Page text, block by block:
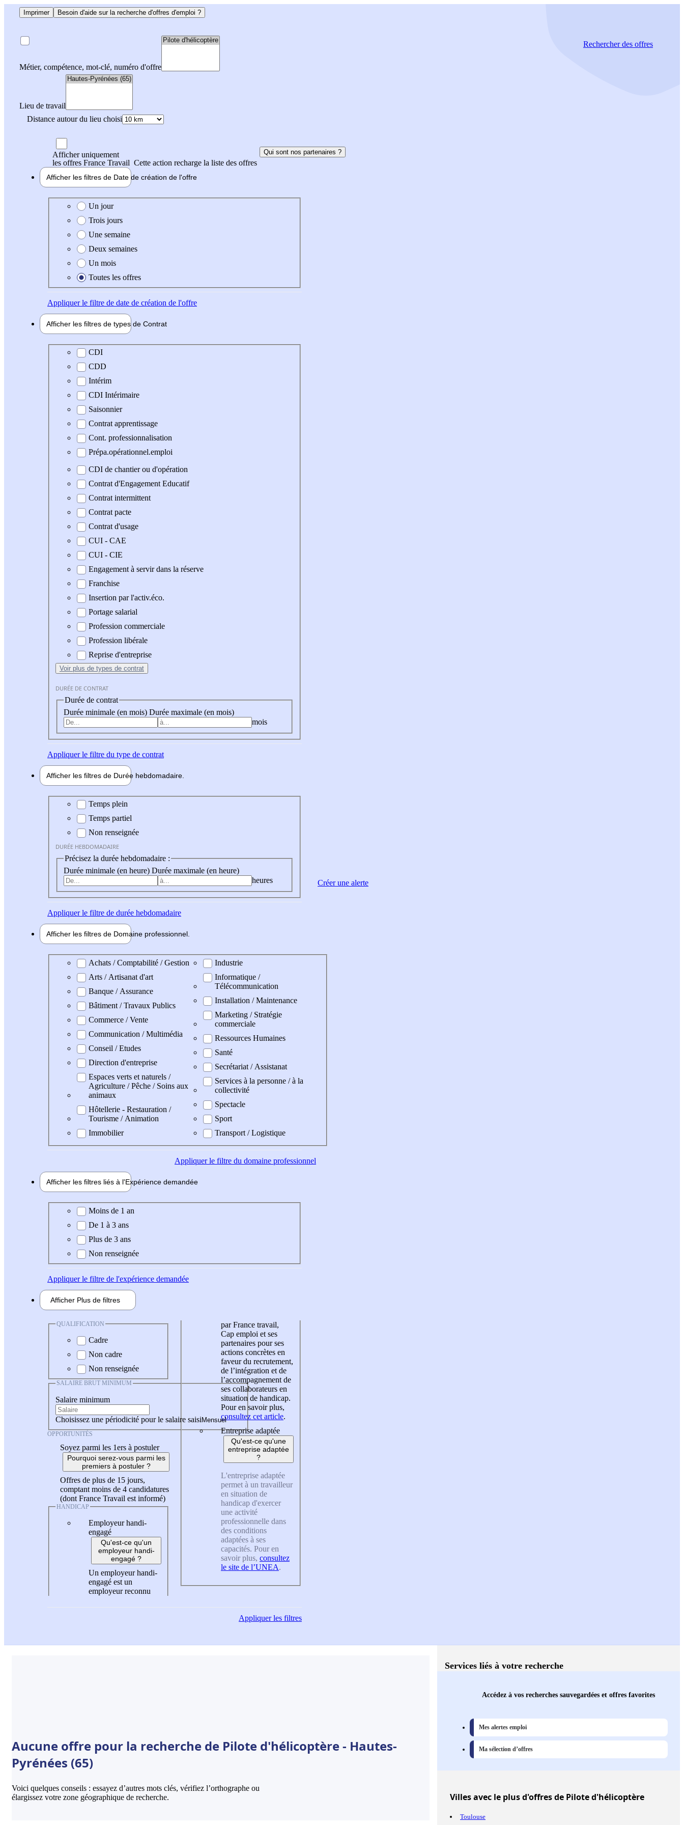
Imprimer Besoin d'aide sur la recherche d'offres d'emploi ?
Métier, compétence, mot-clé, numéro d'offre
Lieu de travail
Distance autour du lieu choisi
Rechercherdes offres
Afficher uniquement
les offres France Travail Cette action recharge la liste des offres
Qui sont nos partenaires ?
Afficher les filtres de Date de création de l'offre
Date de création de l'offre
Un jour
Trois jours
Une semaine
Deux semaines
Un mois
Toutes les offres
Appliquerle filtre de date de création de l'offre
Afficher les filtres de types de Contrat
Type de contrat
CDI
CDD
Intérim
CDI Intérimaire
Saisonnier
Contrat apprentissage
Cont. professionnalisation
Prépa.opérationnel.emploi
CDI de chantier ou d'opération
Contrat d'Engagement Educatif
Contrat intermittent
Contrat pacte
Contrat d'usage
CUI - CAE
CUI - CIE
Engagement à servir dans la réserve
Franchise
Insertion par l'activ.éco.
Portage salarial
Profession commerciale
Profession libérale
Reprise d'entreprise
Voir plus de types de contrat
DURÉE DE CONTRAT
Durée de contrat
Durée minimale (en mois) Durée maximale (en mois)
mois
Appliquerle filtre du type de contrat
Afficher les filtres de Durée hebdomadaire
Durée hebdomadaire
Temps plein
Temps partiel
Non renseignée
DURÉE HEBDOMADAIRE
Précisez la durée hebdomadaire :
Durée minimale (en heure) Durée maximale (en heure)
heures
Appliquerle filtre de durée hebdomadaire
Afficher les filtres de Domaine professionnel
Domaine professionel
Achats / Comptabilité / Gestion
Arts / Artisanat d'art
Banque / Assurance
Bâtiment / Travaux Publics
Commerce / Vente
Communication / Multimédia
Conseil / Etudes
Direction d'entreprise
Espaces verts et naturels /
Agriculture / Pêche / Soins aux
animaux
Hôtellerie - Restauration /
Tourisme / Animation
Immobilier
Industrie
Informatique /
Télécommunication
Installation / Maintenance
Marketing / Stratégie
commerciale
Ressources Humaines
Santé
Secrétariat / Assistanat
Services à la personne / à la
collectivité
Spectacle
Sport
Transport / Logistique
Appliquerle filtre du domaine professionnel
Afficher les filtres liés à l'Expérience demandée
Expérience demandée
Moins de 1 an
De 1 à 3 ans
Plus de 3 ans
Non renseignée
Appliquerle filtre de l'expérience demandée
Afficher Plus de filtres
QUALIFICATION
Cadre
Non cadre
Non renseignée
SALAIRE BRUT MINIMUM
Salaire minimum
Choisissez une périodicité pour le salaire saisi
OPPORTUNITÉS
Soyez parmi les 1ers à postuler
Pourquoi serez-vous parmi les
premiers à postuler ?
Offres de plus de 15 jours,
comptant moins de 4 candidatures
(dont France Travail est informé)
HANDICAP
Employeur handi-
engagé
Qu'est-ce qu'un
employeur handi-
engagé ?
Un employeur handi-
engagé est un
employeur reconnu
par France travail,
Cap emploi et ses
partenaires pour ses
actions concrètes en
faveur du recrutement,
de l’intégration et de
l’accompagnement de
ses collaborateurs en
situation de handicap.
Pour en savoir plus,
consultez cet article.
Entreprise adaptée
Qu'est-ce qu'une
entreprise adaptée
?
L'entreprise adaptée
permet à un travailleur
en situation de
handicap d'exercer
une activité
professionnelle dans
des conditions
adaptées à ses
capacités. Pour en
savoir plus, consultez
le site de l’UNEA.
Appliquerles filtres
Créer une alerte
Aucune offre pour la recherche de Pilote d'hélicoptère - Hautes-
Pyrénées (65)
Voici quelques conseils : essayez d’autres mots clés, vérifiez l’orthographe ou
élargissez votre zone géographique de recherche.
Services liés à votre recherche
Accédez à vos recherches sauvegardées et offres favorites
Mes alertes emploi
Ma sélection d’offres
Villesavec le plus d'offres de Pilote d'hélicoptère
Toulouse